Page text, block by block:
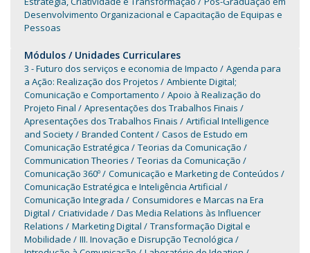
Desenvolvimento Organizacional e Capacitação de Equipas e
Pessoas
Módulos / Unidades Curriculares
3 - Futuro dos serviços e economia de Impacto
Agenda para
a Ação: Realização dos Projetos
Ambiente Digital;
Comunicação e Comportamento
Apoio à Realização do
Projeto Final
Apresentações dos Trabalhos Finais
Apresentações dos Trabalhos Finais
Artificial Intelligence
and Society
Branded Content
Casos de Estudo em
Comunicação Estratégica
Teorias da Comunicação
Communication Theories
Teorias da Comunicação
Comunicação 360º
Comunicação e Marketing de Conteúdos
Comunicação Estratégica e Inteligência Artificial
Comunicação Integrada
Consumidores e Marcas na Era
Digital
Criatividade
Das Media Relations às Influencer
Relations
Marketing Digital
Transformação Digital e
Mobilidade
III. Inovação e Disrupção Tecnológica